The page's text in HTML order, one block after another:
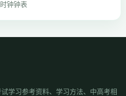
钟钟表
学习参考资料、学习方法、中高考相